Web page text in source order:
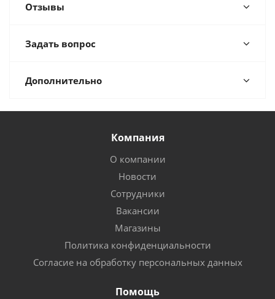
Отзывы
Задать вопрос
Дополнительно
Компания
О компании
Новости
Сотрудники
Вакансии
Магазины
Политика конфиденциальности
Согласие на обработку персональных данных
Помощь